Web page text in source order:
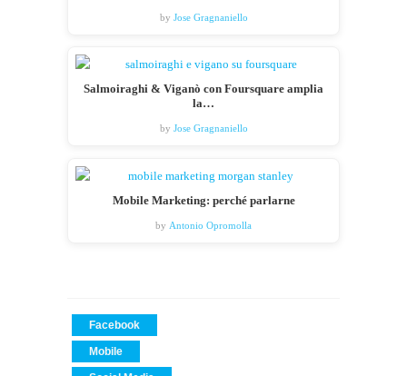
by Jose Gragnaniello
Salmoiraghi & Viganò con Foursquare amplia
la…
by Jose Gragnaniello
Mobile Marketing: perché parlarne
by Antonio Opromolla
Facebook
Mobile